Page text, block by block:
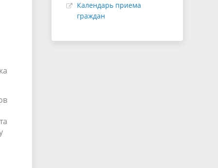
Календарь приема
граждан